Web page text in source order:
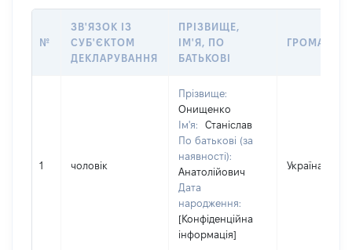
№
ЗВ'ЯЗОК ІЗ
СУБ'ЄКТОМ
ДЕКЛАРУВАННЯ
ПРІЗВИЩЕ,
ІМ'Я, ПО
БАТЬКОВІ
1 чоловік
Прізвище:
Онищенко
Ім'я:
Станіслав
По батькові (за
наявності):
Анатолійович
Дата
народження:
[Конфіденційна
інформація]
Україна